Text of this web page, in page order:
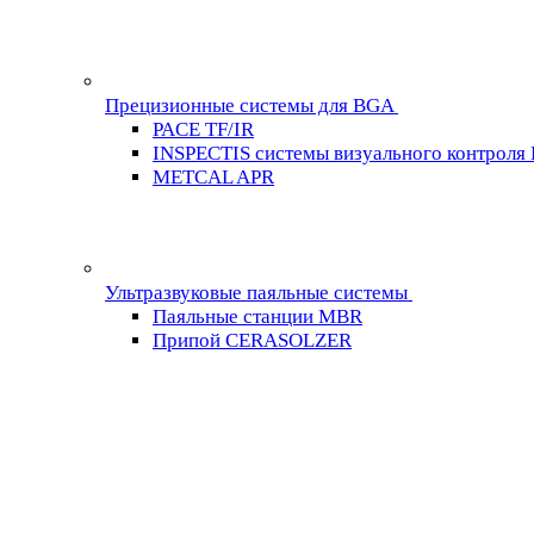
Прецизионные системы для BGA
PACE TF/IR
INSPECTIS системы визуального контроля
METCAL APR
Ультразвуковые паяльные системы
Паяльные станции MBR
Припой CERASOLZER